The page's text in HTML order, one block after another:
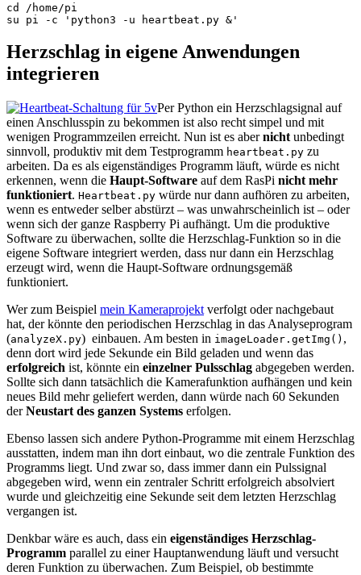
cd /home/pi
su pi -c 'python3 -u heartbeat.py &'
Herzschlag in eigene Anwendungen
integrieren
Per Python ein Herzschlagsignal auf
einen Anschlusspin zu bekommen ist also recht simpel und mit
wenigen Programmzeilen erreicht. Nun ist es abernicht unbedingt
sinnvoll, produktiv mit dem Testprogramm heartbeat.py zu
arbeiten. Da es als eigenständiges Programm läuft, würde es nicht
erkennen, wenn die Haupt-Software auf dem RasPi nicht mehr
funktioniert. Heartbeat.py würde nur dann aufhören zu arbeiten,
wenn es entweder selber abstürzt – was unwahrscheinlich ist – oder
wenn sich der ganze Raspberry Pi aufhängt. Um die produktive
Software zu überwachen, sollte die Herzschlag-Funktion so in die
eigene Software integriert werden, dass nur dann ein Herzschlag
erzeugt wird, wenn die Haupt-Software ordnungsgemäß
funktioniert.
Wer zum Beispiel mein Kameraprojekt verfolgt oder nachgebaut
hat, der könnte den periodischen Herzschlag in das Analyseprogram
(analyzeX.py) einbauen. Am besten in imageLoader.getImg() ,
denn dort wird jede Sekunde ein Bild geladen und wenn das
erfolgreich ist, könnte ein einzelner Pulsschlag abgegeben werden.
Sollte sich dann tatsächlich die Kamerafunktion aufhängen und kein
neues Bild mehr geliefert werden, dann würde nach 60 Sekunden
derNeustart des ganzen Systems erfolgen.
Ebenso lassen sich andere Python-Programme mit einem Herzschlag
ausstatten, indem man ihn dort einbaut, wo die zentrale Funktion des
Programms liegt. Und zwar so, dass immer dann ein Pulssignal
abgegeben wird, wenn ein zentraler Schritt erfolgreich absolviert
wurde und gleichzeitig eine Sekunde seit dem letzten Herzschlag
vergangen ist.
Denkbar wäre es auch, dass ein eigenständiges Herzschlag-
Programm parallel zu einer Hauptanwendung läuft und versucht
deren Funktion zu überwachen. Zum Beispiel, ob bestimmte